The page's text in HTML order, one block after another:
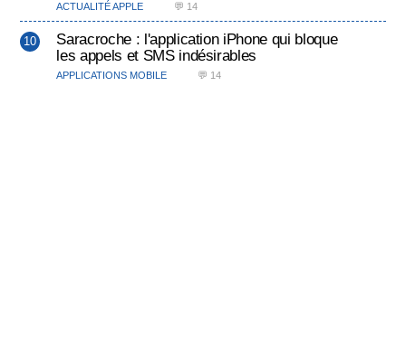
ACTUALITÉ APPLE 💬 14
Saracroche : l'application iPhone qui bloque
les appels et SMS indésirables
APPLICATIONS MOBILE 💬 14